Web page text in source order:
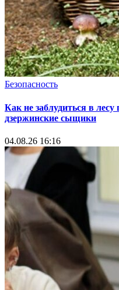
Безопасность
Как не заблудиться в
дзержинские сыщики
04.08.26 16:16